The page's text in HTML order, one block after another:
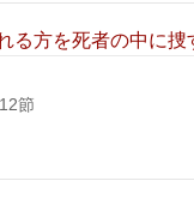
方を死者の中に捜
節